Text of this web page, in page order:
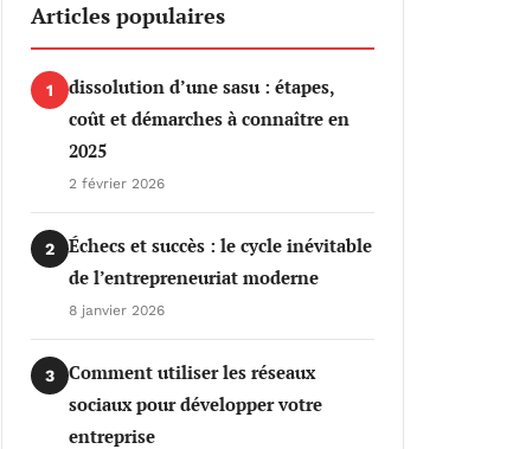
Articles populaires
1
dissolution d’une sasu : étapes,
coût et démarches à connaître en
2025
2 février 2026
2
Échecs et succès : le cycle inévitable
de l’entrepreneuriat moderne
8 janvier 2026
3
Comment utiliser les réseaux
sociaux pour développer votre
entreprise